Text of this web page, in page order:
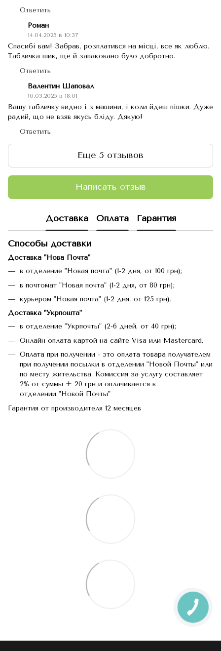
Ответить
Роман
14.04.2025 в 10:37
Спасибі вам! Забрав, розплатився на місці, все як люблю.
Табличка шик, ще й запаковано було добротно.
Ответить
Валентин Шаповал
10.03.2025 в 18:01
Вашу табличку видно і з машини, і коли йдеш пішки. Дуже
радий, що не взяв якусь бліду. Дякую!
Ответить
Еще 5 отзывов
Написать отзыв
Доставка Оплата Гарантия
Способы доставки
Доставка "Нова Почта"
в отделение "Новая почта" (1-2 дня, от 100 грн);
в почтомат "Новая почта" (1-2 дня, от 80 грн);
курьером "Новая почта" (1-2 дня, от 125 грн).
Доставка "Укрпошта"
в отделение "Укрпочты" (2-6 дней, от 40 грн);
Онлайн оплата картой на сайте Visa или Mastercard.
Оплата при получении - это оплата товара получателем
при получении посылки в отделении "Новой Почты" или
по месту жительства. Комиссия за услугу составляет
2% от суммы + 20 грн и оплачивается в
отделении "Новой Почты"
Гарантия от производителя 12 месяцев